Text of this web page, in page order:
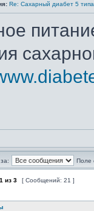
Re: Сахарный диабет 5 типа
Поле
1 из 3 [ Сообщений: 21 ]